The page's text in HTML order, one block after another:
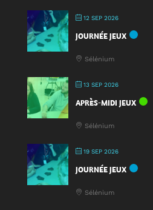
12 SEP 2026
JOURNÉE JEUX
Sélénium
13 SEP 2026
APRÈS-MIDI JEUX
Sélénium
19 SEP 2026
JOURNÉE JEUX
Sélénium